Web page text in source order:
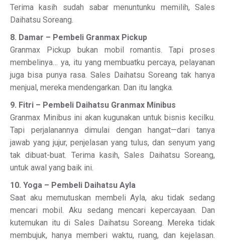
Terima kasih sudah sabar menuntunku memilih, Sales
Daihatsu Soreang.
8. Damar – Pembeli Granmax Pickup
Granmax Pickup bukan mobil romantis. Tapi proses
membelinya… ya, itu yang membuatku percaya, pelayanan
juga bisa punya rasa. Sales Daihatsu Soreang tak hanya
menjual, mereka mendengarkan. Dan itu langka.
9. Fitri – Pembeli Daihatsu Granmax Minibus
Granmax Minibus ini akan kugunakan untuk bisnis kecilku.
Tapi perjalanannya dimulai dengan hangat—dari tanya
jawab yang jujur, penjelasan yang tulus, dan senyum yang
tak dibuat-buat. Terima kasih, Sales Daihatsu Soreang,
untuk awal yang baik ini.
10. Yoga – Pembeli Daihatsu Ayla
Saat aku memutuskan membeli Ayla, aku tidak sedang
mencari mobil. Aku sedang mencari kepercayaan. Dan
kutemukan itu di Sales Daihatsu Soreang. Mereka tidak
membujuk, hanya memberi waktu, ruang, dan kejelasan.